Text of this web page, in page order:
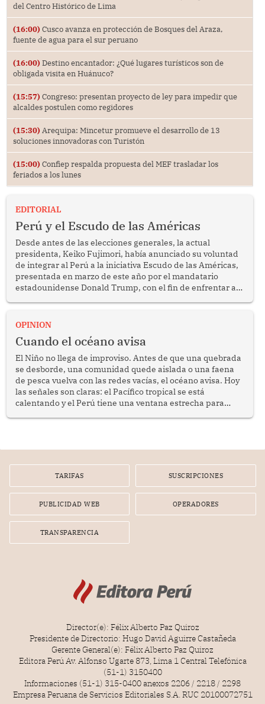
del Centro Histórico de Lima
(16:00) Cusco avanza en protección de Bosques del Araza,
fuente de agua para el sur peruano
(16:00) Destino encantador: ¿Qué lugares turísticos son de
obligada visita en Huánuco?
(15:57) Congreso: presentan proyecto de ley para impedir que
alcaldes postulen como regidores
(15:30) Arequipa: Mincetur promueve el desarrollo de 13
soluciones innovadoras con Turistón
(15:00) Confiep respalda propuesta del MEF trasladar los
feriados a los lunes
EDITORIAL
Perú y el Escudo de las Américas
Desde antes de las elecciones generales, la actual
presidenta, Keiko Fujimori, había anunciado su voluntad
de integrar al Perú a la iniciativa Escudo de las Américas,
presentada en marzo de este año por el mandatario
estadounidense Donald Trump, con el fin de enfrentar al
OPINION
Cuando el océano avisa
El Niño no llega de improviso. Antes de que una quebrada
se desborde, una comunidad quede aislada o una faena
de pesca vuelva con las redes vacías, el océano avisa. Hoy
las señales son claras: el Pacífico tropical se está
calentando y el Perú tiene una ventana estrecha para
TARIFAS SUSCRIPCIONES
PUBLICIDAD WEB OPERADORES
TRANSPARENCIA
Director(e): Félix Alberto Paz Quiroz
Presidente de Directorio: Hugo David Aguirre Castañeda
Gerente General(e): Félix Alberto Paz Quiroz
Editora Perú Av. Alfonso Ugarte 873, Lima 1 Central Telefónica
(51-1) 3150400
Informaciones (51-1) 315-0400 anexos 2206 / 2218 / 2298
Empresa Peruana de Servicios Editoriales S.A. RUC 20100072751